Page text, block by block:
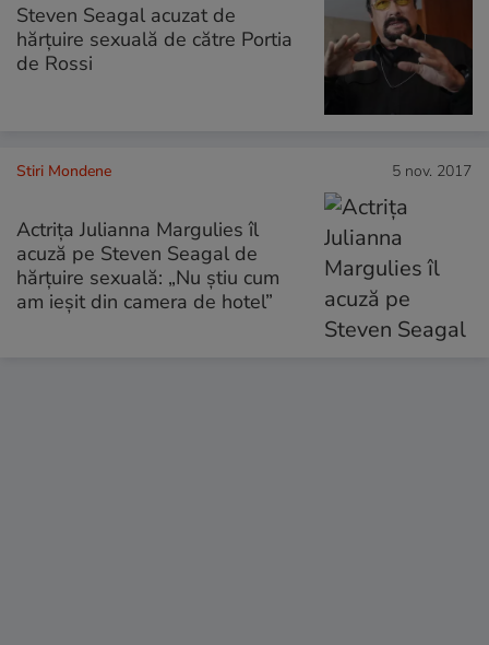
Steven Seagal acuzat de
hărțuire sexuală de către Portia
de Rossi
Stiri Mondene 5 nov. 2017
Actrița Julianna Margulies îl
acuză pe Steven Seagal de
hărțuire sexuală: „Nu știu cum
am ieșit din camera de hotel”